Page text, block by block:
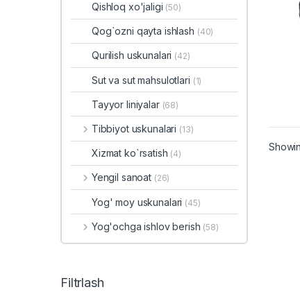
Qishloq xo'jaligi (50)
Qog`ozni qayta ishlash (40)
Qurilish uskunalari (42)
Sut va sut mahsulotlari (1)
Tayyor liniyalar (68)
Tibbiyot uskunalari (13)
Xizmat ko`rsatish (4)
Yengil sanoat (26)
Yog' moy uskunalari (45)
Yog'ochga ishlov berish (58)
Filtrlash